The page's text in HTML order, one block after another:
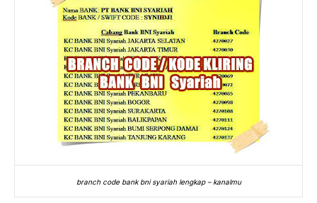
branch code bank bni syariah lengkap – kanalmu